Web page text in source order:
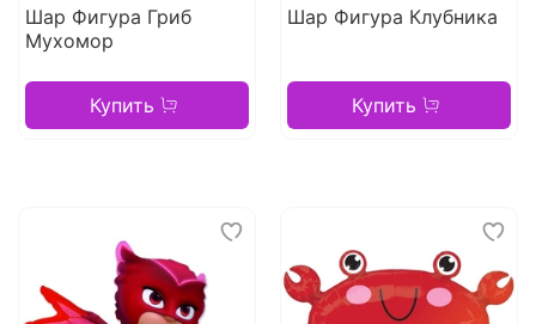
Шар Фигура Гриб
Мухомор
Купить
Шар Фигура Клубника
Купить